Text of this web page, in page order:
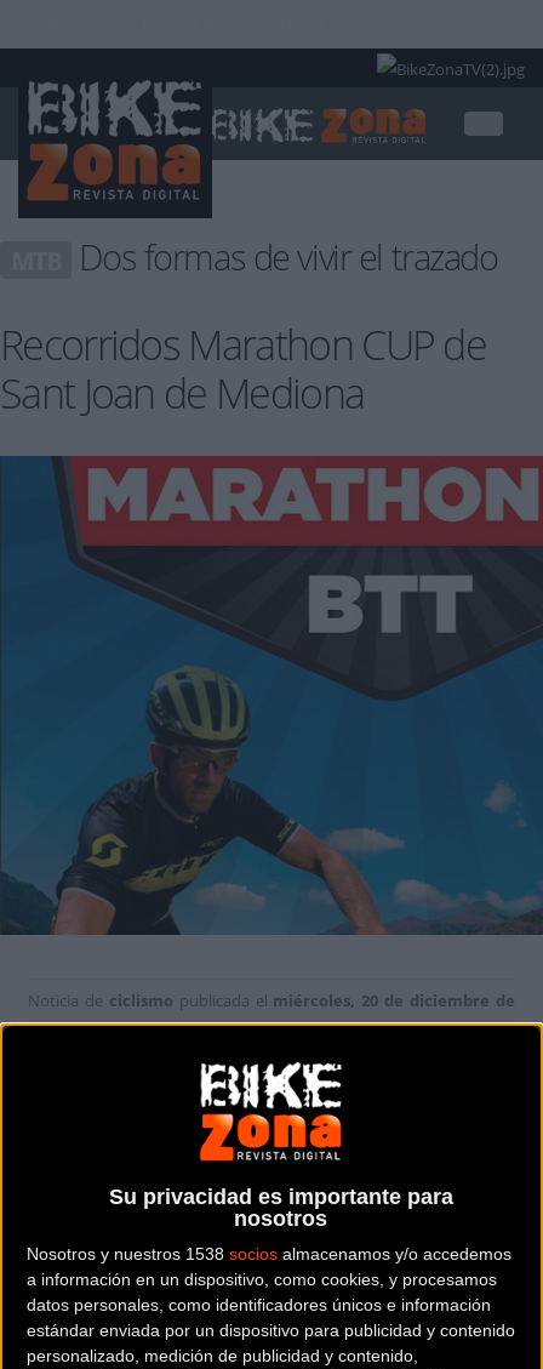
Su privacidad es importante para
nosotros
Nosotros y nuestros 1538 socios almacenamos y/o accedemos
a información en un dispositivo, como cookies, y procesamos
datos personales, como identificadores únicos e información
estándar enviada por un dispositivo para publicidad y contenido
personalizado, medición de publicidad y contenido,
Dos formas de vivir el trazado
Recorridos Marathon CUP de
Sant Joan de Mediona
Noticia de ciclismo publicada el miércoles, 20 de diciembre de
2017a las11:19hen la sección deMTB
El primer reto de bike-maraton de la temporada está a la vuelta de
4 de febreroserá el día en que la
ScottyTaymory, eche a rodar.
, como ya hizo en este 2017, será la primera carrera de la
Marathon Cup. El lugar donde iniciar una nueva campaña de
mountain bike por todo lo alto.
INSCRIPCIONES DISPONIBLES